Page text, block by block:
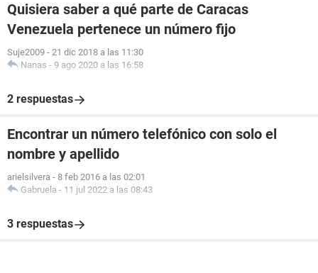
Quisiera saber a qué parte de Caracas
Venezuela pertenece un número fijo
Suje2009 - 21 dic 2018 a las 11:30
Nanas - 9 ago 2020 a las 16:58
2 respuestas
Encontrar un número telefónico con solo el
nombre y apellido
arielsilvera - 8 feb 2016 a las 02:01
Gabruela - 11 jul 2022 a las 08:43
3 respuestas